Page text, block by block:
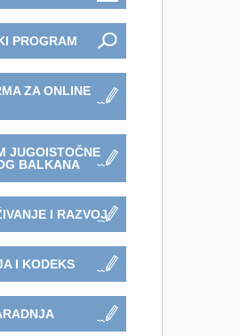
PROGRAM
ZA ONLINE
JUGOISTOČNE
BALKANA
I RAZVOJ
I KODEKS